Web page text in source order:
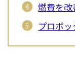
燃費を改
プロボ